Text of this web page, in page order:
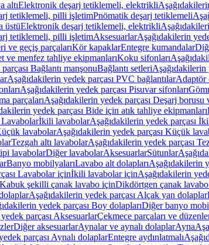
altıElektronik deşarj tetiklemeli, elektrikli
tetiklemeli, pilli işletimPnömatik deşarj tetiklemeli
üstüElektronik deşarj tetiklemeli, elektrikli
tetiklemeli, pilli işletimAksesuarlarAşağıdakilerin
ve geçiş parçalarıKör kapaklarEntegre kumandalar
ve menfez tahliye ekipmanlarıKoku sifonları
Bağlantı manşonuBağlantı setleriAşağıdakilerin
Aşağıdakilerin yedek parçası PVC bağlantılarAdaptör
Aşağıdakilerin yedek parçası Pisuvar sifonları
parçalarıAşağıdakilerin yedek parçası Deşarj borusu
yedek parçası Bide için atık tahliye ekipmanları
Lavabolarİkili lavabolarAşağıdakilerin yedek parçası
lavabolarAşağıdakilerin yedek parçası Küçük
Tezgah altı lavabolarAşağıdakilerin yedek parçası
lavabolarDiğer lavabolarAksesuarlarSütunlar
Banyo mobilyalarıLavabo alt dolaplarıAşağıdakilerin
Lavabolar içinİkili lavabolar içinAşağıdakilerin
şekilli çanak lavabo içinDikdörtgen çanak
Aşağıdakilerin yedek parçası Alçak yan dolaplar
yedek parçası Boy dolaplarıDiğer banyo
parçası AksesuarlarÇekmece parçaları ve
Diğer aksesuarlarAynalar ve aynalı dolaplarAyna
parçası Aynalı dolaplarEntegre aydınlatmalı